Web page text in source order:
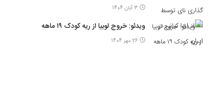
3 آبان 1404
ویدئو: خروج لوبیا از ریه کودک ۱۹ ماهه
26 مهر 1404